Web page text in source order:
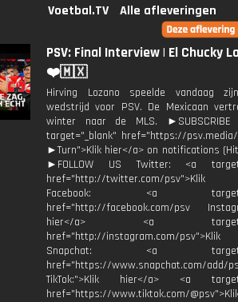
Voetbal.TV
Alle afleveringen
PSV: Final Interview | El Chucky
❤️🇲🇽
Hirving Lozano speelde vandaag
wedstrijd voor PSV. De Mexicaan
winter naar de MLS. ►SUBSCRIBE
target="_blank" href="https://psv.media/
►Turn">Klik hier</a> on notifications
►FOLLOW US Twitter: <a
href="http://twitter.com/psv">Klik
Facebook: <a
href="http://facebook.com/psv
hier</a> <a
href="http://instagram.com/
Snapchat: <a
href="https://www.snapchat.com/add/
TikTok:">Klik hier</a> <a
href="https://www.tiktok.com/